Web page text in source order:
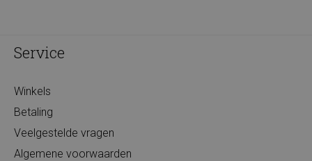
Service
Winkels
Betaling
Veelgestelde vragen
Algemene voorwaarden